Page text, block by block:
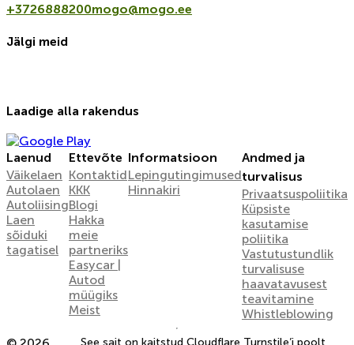
+3726888200mogo@mogo.ee
Jälgi meid
Laadige alla rakendus
Laenud
Väikelaen
Autolaen
Autoliising
Laen
sõiduki
tagatisel
Ettevõte
Kontaktid
KKK
Blogi
Hakka
meie
partneriks
Easycar |
Autod
müügiks
Meist
Informatsioon
Lepingutingimused
Hinnakiri
Andmed ja
turvalisus
Privaatsuspoliitika
Küpsiste
kasutamise
poliitika
Vastutustundlik
turvalisuse
haavatavusest
teavitamine
Whistleblowing
See sait on kaitstud Cloudflare Turnstile’i poolt